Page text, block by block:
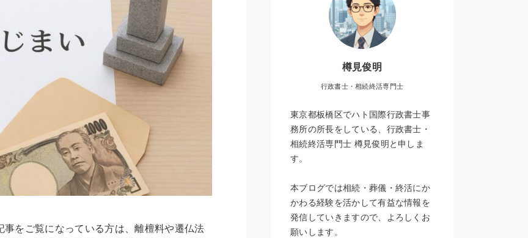
をご覧になっている方は、離檀料や遷仏法
樽見俊明
行政書士・相続終活専門士
東京都板橋区でハト国際行政書士事
務所の所長をしている、行政書士・
相続終活専門士 樽見俊明と申しま
す。
本ブログでは相続・葬儀・終活にか
かわる経験を活かして有益な情報を
発信していきますので、よろしくお
願いします。